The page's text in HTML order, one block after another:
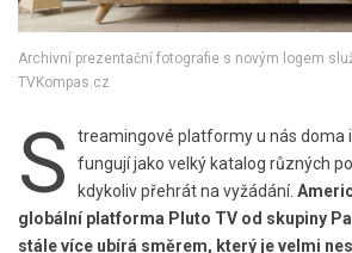
Archivní prezentační fotografie s novým logem
TVKompas.cz
S
treamingové platformy u nás doma
fungují jako velký katalog různých
kdykoliv přehrát na vyžádání.
globální platforma Pluto TV od skupiny
stále více ubírá směrem, který je velmi